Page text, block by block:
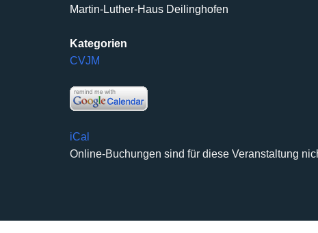
Martin-Luther-Haus Deilinghofen
Kategorien
CVJM
iCal
Online-Buchungen sind für diese Veranstaltung